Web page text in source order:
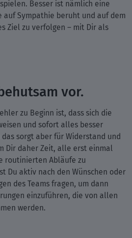
Besser ist nämlich eine
Sympathie beruht und auf dem
Ziel zu verfolgen – mit Dir als
vor.
zu Beginn ist, dass sich die
und sofort alles besser
sorgt aber für Widerstand und
Dir daher Zeit, alle erst einmal
routinierten Abläufe zu
Du aktiv nach den Wünschen oder
des Teams fragen, um dann
einzuführen, die von allen
werden.